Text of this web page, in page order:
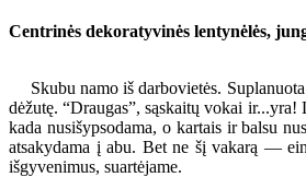
Centrinės dekoratyvinės lentynėlės,
Skubu namo iš darbovietės.
dėžutę. “Draugas”, sąskaitų vokai
kada nusišypsodama, o kartais ir balsu
atsakydama į abu. Bet ne šį vakarą —
išgyvenimus, suartėjame.